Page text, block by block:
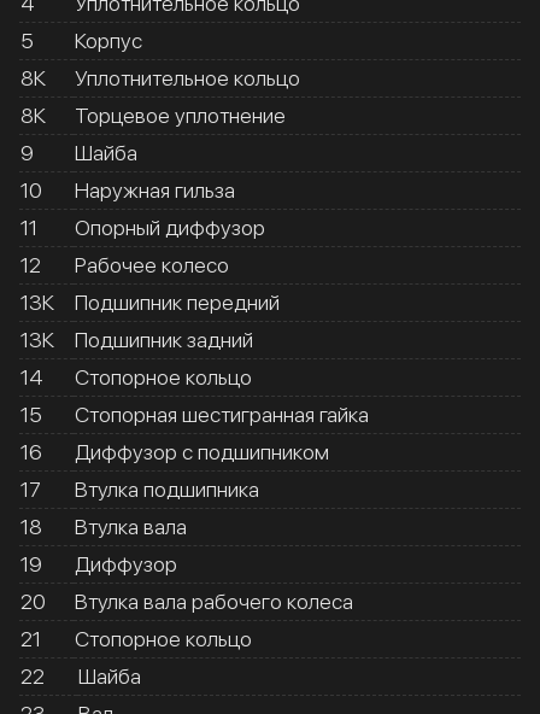
5
Корпус
8К
Уплотнительное кольцо
8К
Торцевое уплотнение
9
Шайба
10
Наружная гильза
11
Опорный диффузор
12
Рабочее колесо
13К
Подшипник передний
13К
Подшипник задний
14
Стопорное кольцо
15
Стопорная шестигранная гайка
16
Диффузор с подшипником
17
Втулка подшипника
18
Втулка вала
19
Диффузор
20
Втулка вала рабочего колеса
21
Стопорное кольцо
22
Шайба